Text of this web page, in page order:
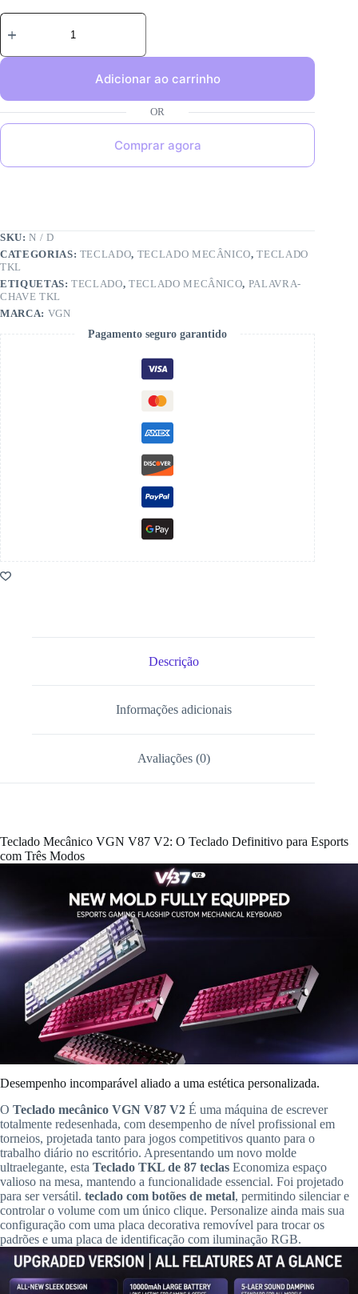
Adicionar ao carrinho
Comprar agora
SKU:N / D
CATEGORIAS: TECLADO, TECLADO MECÂNICO,TECLADO
TKL
ETIQUETAS:TECLADO,TECLADO MECÂNICO, PALAVRA-
CHAVE TKL
MARCA: VGN
Pagamento seguro garantido
Descrição
Informações adicionais
Avaliações (0)
Teclado Mecânico VGN V87 V2: O Teclado Definitivo para Esports
com Três Modos
Desempenho incomparável aliado a uma estética personalizada.
O Teclado mecânico VGN V87 V2 É uma máquina de escrever
totalmente redesenhada, com desempenho de nível profissional em
torneios, projetada tanto para jogos competitivos quanto para o
trabalho diário no escritório. Apresentando um novo molde
ultraelegante, esta Teclado TKL de 87 teclas Economiza espaço
valioso na mesa, mantendo a funcionalidade essencial. Foi projetado
para ser versátil. teclado com botões de metal, permitindo silenciar e
controlar o volume com um único clique. Personalize ainda mais sua
configuração com uma placa decorativa removível para trocar os
padrões e uma placa de identificação com iluminação RGB.